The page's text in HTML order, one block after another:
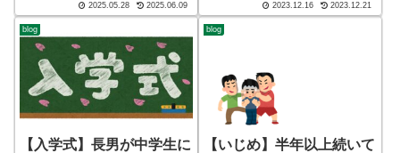
ブログ ショート バージョン
（blog short ver）こんばんわ、
迷答座布団ブログの運営をして
いるざぶ(@meitou_z...
2025.05.28 2025.06.09
らに、このご時世、転売ヤーの
餌食になりかねません皆さん、
2023.12.16 2023.12.21
blog
【入学式】長男が中学生に
blog
【いじめ】半年以上続いて